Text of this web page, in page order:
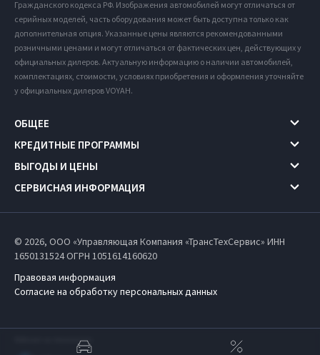
Гражданского кодекса РФ. Изображения автомобилей могут отличаться от
серийных моделей, часть оборудования может быть доступна только как
дополнительная опция. Указанные цены являются рекомендованными
розничными ценами и могут отличаться от фактических цен, действующих у
официальных дилеров. Актуальную информацию о наличии автомобилей,
комплектациях, стоимости, условиях приобретения и оформления уточняйте
у официальных дилеров VOYAH.
ОБЩЕЕ
КРЕДИТНЫЕ ПРОГРАММЫ
ВЫГОДЫ И ЦЕНЫ
СЕРВИСНАЯ ИНФОРМАЦИЯ
© 2026, ООО «Управляющая Компания «ТрансТехСервис» ИНН
1650131524ОГРН 1051614160620
Правовая информация
Согласие на обработку персональных данных
Работает на технологиях